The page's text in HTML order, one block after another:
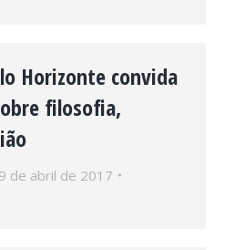
Horizonte convida
filosofia,
9 de abril de 2017